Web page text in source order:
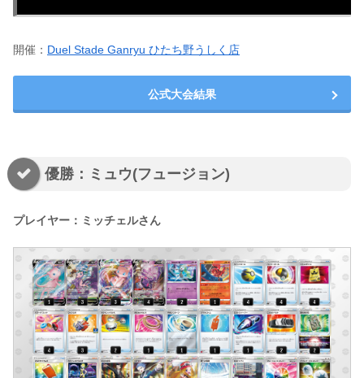
開催： Duel Stade Ganryu ひたち野うしく店
公式大会結果
優勝：ミュウ(フュージョン)
プレイヤー：ミッチェルさん